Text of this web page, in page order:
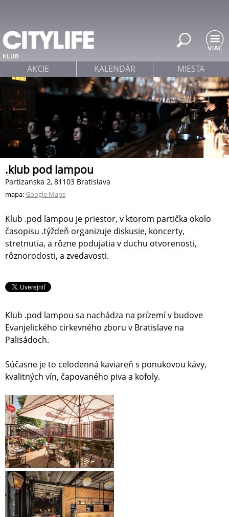
KLUB
.klub pod lampou
Partizanska 2, 81103 Bratislava
mapa: Google Maps
Klub .pod lampou je priestor, v ktorom partička okolo
časopisu .týždeň organizuje diskusie, koncerty,
stretnutia, a rôzne podujatia v duchu otvorenosti,
rôznorodosti, a zvedavosti.
Klub .pod lampou sa nachádza na prízemí v budove
Evanjelického cirkevného zboru v Bratislave na
Palisádoch.
Súčasne je to celodenná kaviareň s ponukovou kávy,
kvalitných vín, čapovaného piva a kofoly.
AKCIE KALENDÁR MIESTA